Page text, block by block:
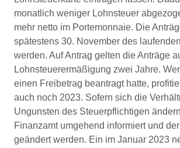
monatlich weniger Lohnsteuer
mehr netto im Portemonnaie. Die
spätestens 30. November des
werden. Auf Antrag gelten die Anträge
Lohnsteuerermäßigung zwei Jahre.
einen Freibetrag beantragt hatte,
auch noch 2023. Sofern sich die
Ungunsten des Steuerpflichtigen
Finanzamt umgehend informiert und
geändert werden. Ein im Januar 2023